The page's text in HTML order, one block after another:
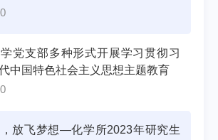
党支部多种形式开展学习贯彻习
中国特色社会主义思想主题教育
放飞梦想—化学所2023年研究生